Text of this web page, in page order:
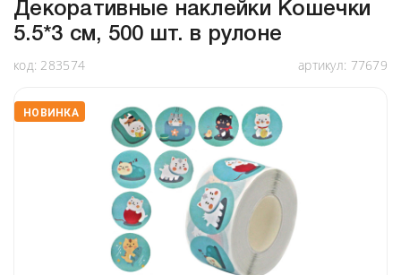
Декоративные наклейки Кошечки
5.5*3 см, 500 шт. в рулоне
код: 283574 артикул: 77679
НОВИНКА